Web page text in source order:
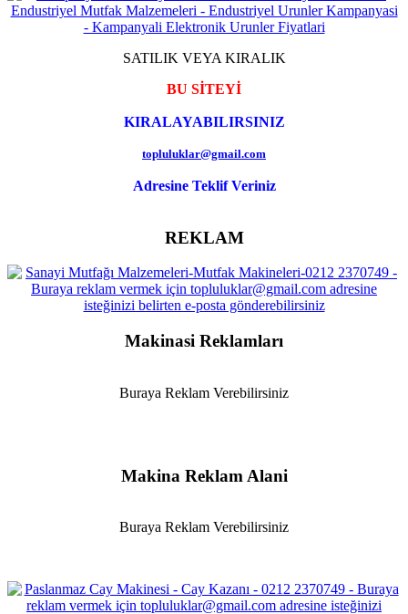
SATILIK VEYA KIRALIK
BU SİTEYİ
KIRALAYABILIRSINIZ
topluluklar@gmail.com
Adresine Teklif Veriniz
REKLAM
Makinasi Reklamları
Buraya Reklam Verebilirsiniz
Makina Reklam Alani
Buraya Reklam Verebilirsiniz